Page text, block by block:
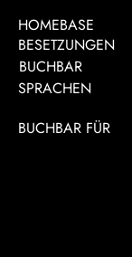
HOMEBASE
BUCHBAR
SPRACHEN
BESETZUNGEN
BUCHBAR FÜR